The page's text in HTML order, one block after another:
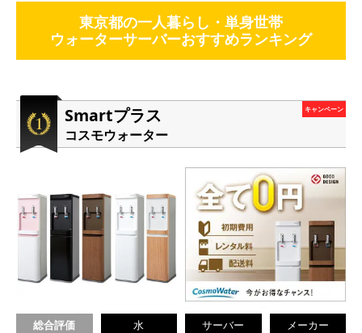
東京都の一人暮らし・単身世帯
ウォーターサーバーおすすめランキング
Smartプラス
コスモウォーター
キャンペーン
総合評価 水 サーバー メーカー